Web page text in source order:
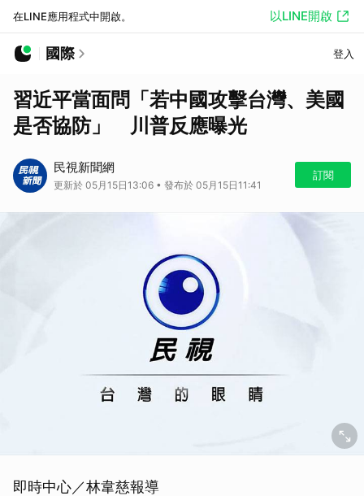
在LINE應用程式中開啟。 以LINE開啟
國際 登入
習近平當面問「若中國攻擊台灣、美國
是否協防」 川普反應曝光
民視新聞網
更新於 05月15日13:06 • 發布於 05月15日11:41
訂閱
即時中心／林韋慈報導